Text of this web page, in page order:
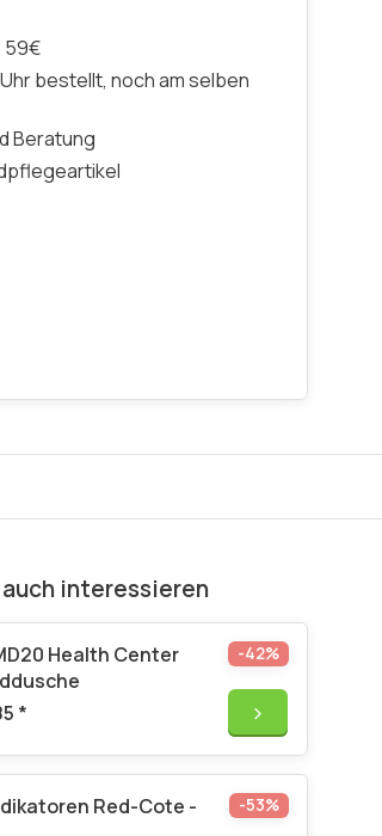
59€
bestellt, noch am selben
Beratung
interessieren
Health Center
*
-42%
Red-Cote -
-53%